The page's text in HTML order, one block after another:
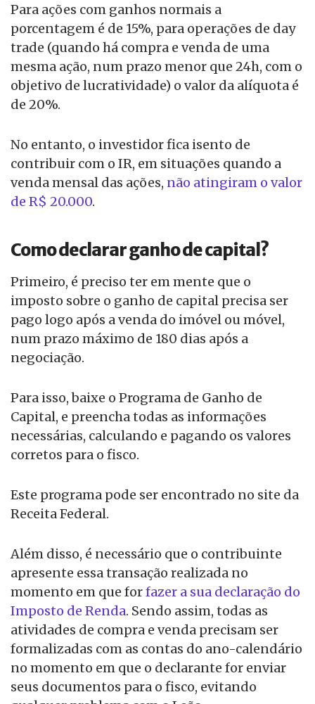
Para ações com ganhos normais a
porcentagem é de 15%, para operações de day
trade (quando há compra e venda de uma
mesma ação, num prazo menor que 24h, com o
objetivo de lucratividade) o valor da alíquota é
de 20%.
No entanto, o investidor fica isento de
contribuir com o IR, em situações quando a
venda mensal das ações, não atingiram o valor
de R$ 20.000.
Como declarar ganho de capital?
Primeiro, é preciso ter em mente que o
imposto sobre o ganho de capital precisa ser
pago logo após a venda do imóvel ou móvel,
num prazo máximo de 180 dias após a
negociação.
Para isso, baixe o Programa de Ganho de
Capital, e preencha todas as informações
necessárias, calculando e pagando os valores
corretos para o fisco.
Este programa pode ser encontrado no site da
Receita Federal.
Além disso, é necessário que o contribuinte
apresente essa transação realizada no
momento em que forfazer a sua declaração do
Imposto de Renda. Sendo assim, todas as
atividades de compra e venda precisam ser
formalizadas com as contas do ano-calendário
no momento em que o declarante for enviar
seus documentos para o fisco, evitando